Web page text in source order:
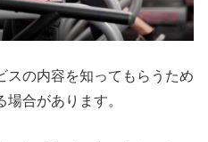
スの内容を知ってもらうため
合があります。